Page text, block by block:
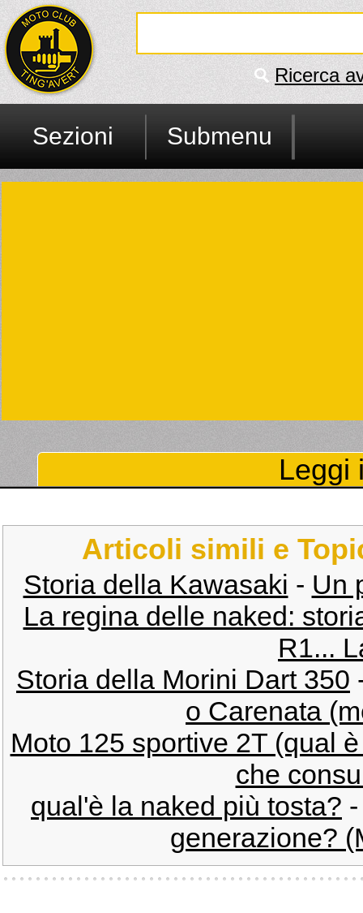
Ricerca
Sezioni Submenu
Leggi
Articoli simili e
Storia della Kawasaki - Un
La regina delle naked:
R1...
Storia della Morini Dart 350
o Carenata
Moto 125 sportive 2T (qual
che
qual'è la naked più tosta?
generazione?